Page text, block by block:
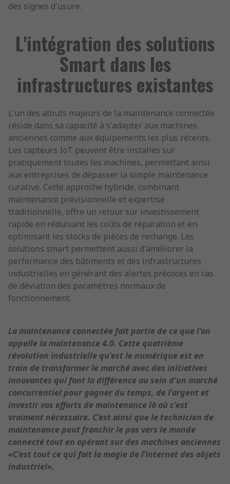
des signes d'usure.
L'intégration des solutions
Smart dans les
infrastructures existantes
L'un des atouts majeurs de la maintenance connectée
réside dans sa capacité à s'adapter aux machines
anciennes comme aux équipements les plus récents.
Les capteurs IoT peuvent être installés sur
pratiquement toutes les machines, permettant ainsi
aux entreprises de dépasser la simple maintenance
curative. Cette approche hybride, combinant
maintenance prévisionnelle et expertise
traditionnelle, offre un retour sur investissement
rapide en réduisant les coûts de réparation et en
optimisant les stocks de pièces de rechange. Les
solutions smart permettent aussi d'améliorer la
performance des bâtiments et des infrastructures
industrielles en générant des alertes précoces en cas
de déviation des paramètres normaux de
fonctionnement.
La maintenance connectée fait partie de ce que l'on
appelle la maintenance 4.0. Cette quatrième
révolution industrielle qu'est le numérique est en
train de transformer le marché avec des initiatives
innovantes qui font la différence au sein d'un marché
concurrentiel pour gagner du temps, de l'argent et
investir vos efforts de maintenance là où c'est
vraiment nécessaire. C’est ainsi que le technicien de
maintenance peut franchir le pas vers le monde
connecté tout en opérant sur des machines anciennes
«C’est tout ce qui fait la magie de l’internet des objets
industriel».